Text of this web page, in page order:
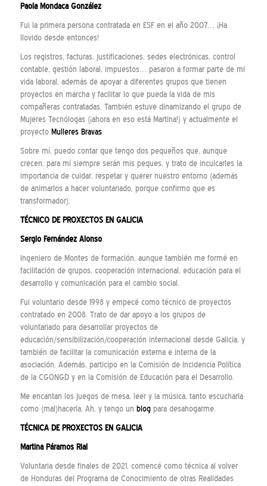
Paola Mondaca González
Fui la primera persona contratada en ESF en el año 2007… ¡Ha
llovido desde entonces!
Los registros, facturas, justificaciones, sedes electrónicas, control
contable, gestión laboral, impuestos… pasaron a formar parte de mi
vida laboral, además de apoyar a diferentes grupos que tienen
proyectos en marcha y facilitar lo que pueda la vida de mis
compañeras contratadas. También estuve dinamizando el grupo de
Mujeres Tecnólogas (¡ahora en eso está Martina!) y actualmente el
proyecto Mulleres Bravas.
Sobre mí, puedo contar que tengo dos pequeños que, aunque
crecen, para mí siempre serán mis peques, y trato de inculcarles la
importancia de cuidar, respetar y querer nuestro entorno (además
de animarlos a hacer voluntariado, porque confirmo que es
transformador).
TÉCNICO DE PROXECTOS EN GALICIA
Sergio Fernández Alonso
Ingeniero de Montes de formación, aunque también me formé en
facilitación de grupos, cooperación internacional, educación para el
desarrollo y comunicación para el cambio social.
Fui voluntario desde 1998 y empecé como técnico de proyectos
contratado en 2008. Trato de dar apoyo a los grupos de
voluntariado para desarrollar proyectos de
educación/sensibilización/cooperación internacional desde Galicia, y
también de facilitar la comunicación externa e interna de la
asociación. Además, participo en la Comisión de Incidencia Política
de la CGONGD y en la Comisión de Educación para el Desarrollo.
Me encantan los juegos de mesa, leer y la música, tanto escucharla
como (mal)hacerla. Ah, y tengo un blogpara desahogarme.
TÉCNICA DE PROXECTOS EN GALICIA
Martina Páramos Rial
Voluntaria desde finales de 2021, comencé como técnica al volver
de Honduras del Programa de Conocimiento de otras Realidades